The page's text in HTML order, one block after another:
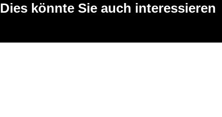
Dies könnte Sie auch interessieren